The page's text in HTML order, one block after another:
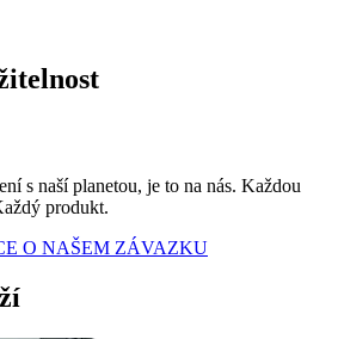
s naší planetou, je to na nás. Každou
produkt.
O NAŠEM ZÁVAZKU